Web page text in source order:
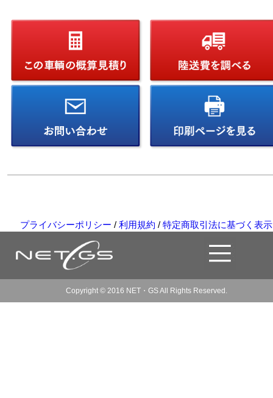
プライバシーポリシー / 利用規約 / 特定商取引法に基づく表示
Copyright © 2016 NET・GS All Rights Reserved.